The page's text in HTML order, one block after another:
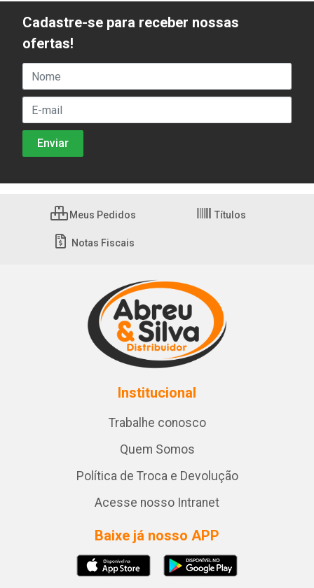
Cadastre-se para receber nossas
ofertas!
Meus Pedidos Títulos
Notas Fiscais
Institucional
Trabalhe conosco
Quem Somos
Política de Troca e Devolução
Acesse nosso Intranet
Baixe já nosso APP